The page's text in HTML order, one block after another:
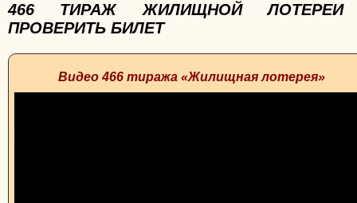
466 ТИРАЖ ЖИЛИЩНОЙ
ПРОВЕРИТЬ БИЛЕТ
Видео 466 тиража «Жилищная лотерея»